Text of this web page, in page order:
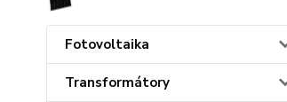
Fotovoltaika
Transformátory